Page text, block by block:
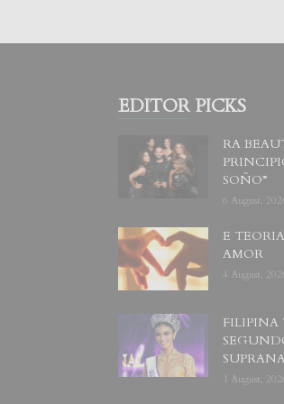
EDITOR PICKS
RA
SOÑO”
6 August,
E
AMOR
4 August,
FILIPINA
1 August,